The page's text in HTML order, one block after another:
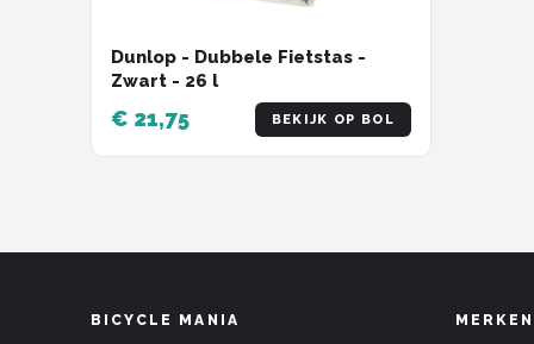
Dunlop - Dubbele Fietstas -
Zwart - 26 l
€ 21,75 BEKIJK OP BOL
BICYCLE MANIA MERKEN